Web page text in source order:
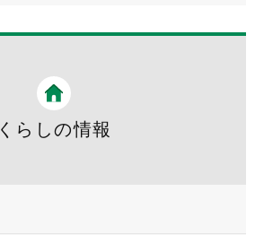
くらしの情報